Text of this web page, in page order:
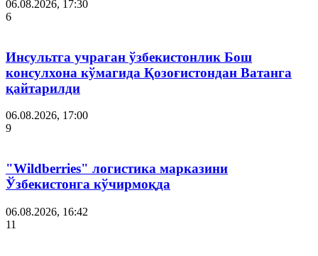
06.08.2026, 17:30
6
Инсультга учраган ўзбекистонлик Бош
консулхона кўмагида Қозоғистондан Ватанга
қайтарилди
06.08.2026, 17:00
9
"Wildberries" логистика марказини
Ўзбекистонга кўчирмоқда
06.08.2026, 16:42
11